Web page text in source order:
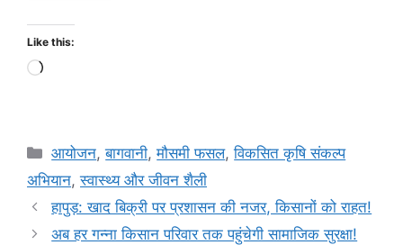
Like this:
आयोजन,बागवानी,मौसमी फसल,विकसित कृषि संकल्प
अभियान,स्वास्थ्य और जीवन शैली
हापुड़: खाद बिक्री पर प्रशासन की नजर, किसानों को राहत!
अब हर गन्ना किसान परिवार तक पहुंचेगी सामाजिक सुरक्षा!